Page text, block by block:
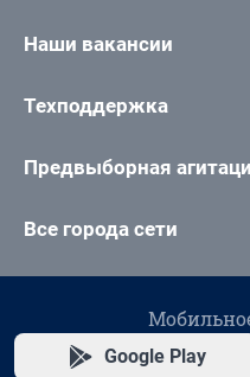
Наши вакансии
Техподдержка
Предвыборная
Все города сети
Google Play